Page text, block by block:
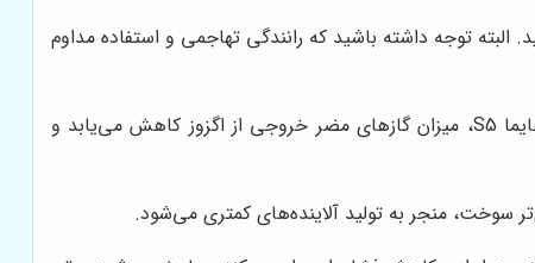
توجه داشته باشید که رانندگی تهاجمی و استفاده مداوم
توربو شارژر با بهبود راندمان احتراق، می‌تواند به کاهش آلایندگی خودرو نیز کمک کند. با نصب توربو شارژ هایما S5، میزان گازهای مضر خروجی از اگزوز کاهش می‌یابد و
سوخت، منجر به تولید آلاینده‌های کمتری می‌شود.